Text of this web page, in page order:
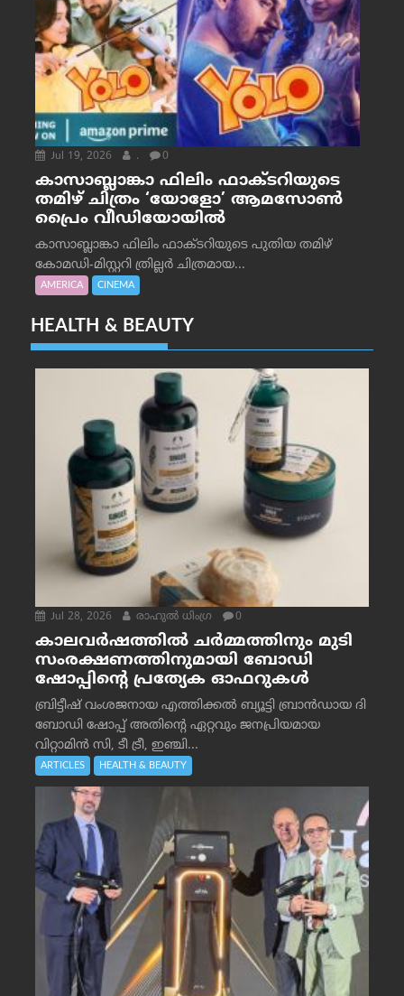
Jul 19, 2026 . 0
കാസാബ്ലാങ്കാ ഫിലിം ഫാക്ടറിയുടെ
തമിഴ് ചിത്രം ‘യോളോ’ ആമസോൺ
പ്രൈം വീഡിയോയിൽ
കാസാബ്ലാങ്കാ ഫിലിം ഫാക്ടറിയുടെ പുതിയ തമിഴ്
കോമഡി-മിസ്റ്ററി ത്രില്ലർ ചിത്രമായ...
AMERICA CINEMA
HEALTH & BEAUTY
Jul 28, 2026 രാഹുല്‍ ധിംഗ്ര 0
കാലവർഷത്തിൽ ചർമ്മത്തിനും മുടി
സംരക്ഷണത്തിനുമായി ബോഡി
ഷോപ്പിന്റെ പ്രത്യേക ഓഫറുകൾ
ബ്രിട്ടീഷ് വംശജനായ എത്തിക്കൽ ബ്യൂട്ടി ബ്രാൻഡായ ദി
ബോഡി ഷോപ്പ് അതിന്റെ ഏറ്റവും ജനപ്രിയമായ
വിറ്റാമിൻ സി, ടീ ട്രീ, ഇഞ്ചി...
ARTICLES HEALTH & BEAUTY